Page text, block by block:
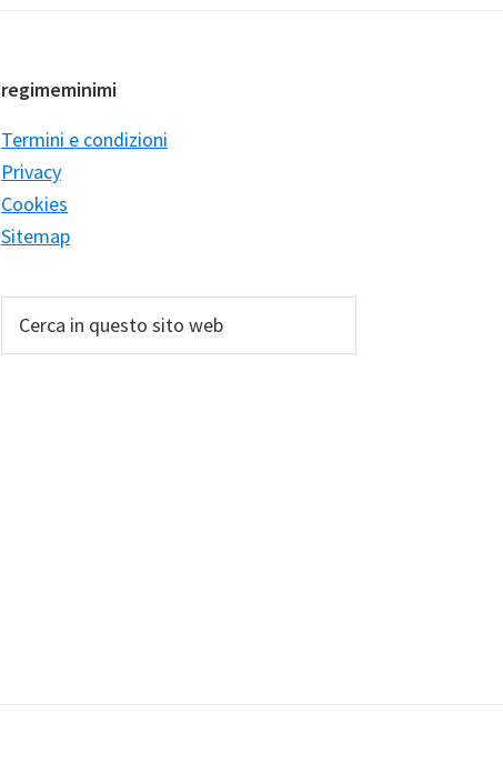
regimeminimi
Termini e condizioni
Privacy
Cookies
Sitemap